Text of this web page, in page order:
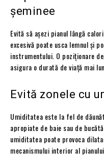
șeminee
Evită să așezi pianul lângă
excesivă poate usca lemnul și
instrumentului. O poziționare
asigura o durată de viață mai
Evită zonele cu
Umiditatea este la fel de
apropiate de baie sau de
umiditatea poate provoca
mecanismului interior al pianului.